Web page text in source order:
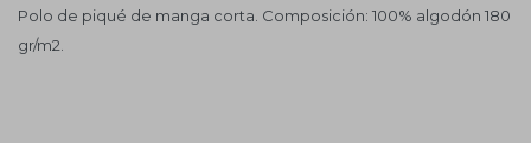
Polo de piqué de manga corta. Composición: 100% algodón 180
gr/m2.